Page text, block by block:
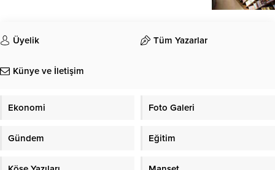
Üyelik Tüm Yazarlar
Künye ve İletişim
Ekonomi Foto Galeri
Gündem Eğitim